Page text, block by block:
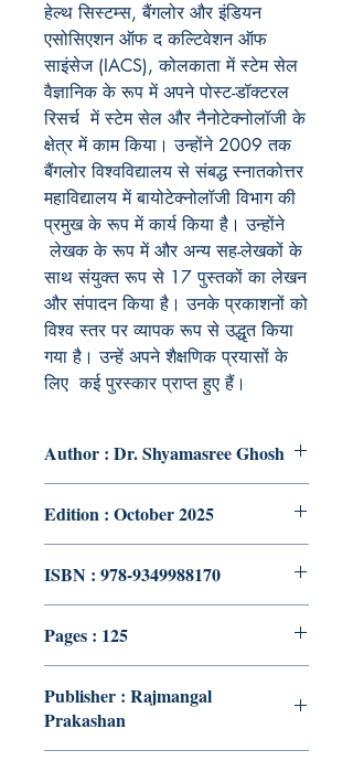
हेल्थ सिस्टम्स, बैंगलोर और इंडियन
एसोसिएशन ऑफ द कल्टिवेशन ऑफ
साइंसेज (IACS), कोलकाता में स्टेम सेल
वैज्ञानिक के रूप में अपने पोस्ट-डॉक्टरल
रिसर्च में स्टेम सेल और नैनोटेक्नोलॉजी के
क्षेत्र में काम किया। उन्होंने 2009 तक
बैंगलोर विश्वविद्यालय से संबद्ध स्नातकोत्तर
महाविद्यालय में बायोटेक्नोलॉजी विभाग की
प्रमुख के रूप में कार्य किया है। उन्होंने
लेखक के रूप में और अन्य सह-लेखकों के
साथ संयुक्त रूप से 17 पुस्तकों का लेखन
और संपादन किया है। उनके प्रकाशनों को
विश्व स्तर पर व्यापक रूप से उद्धृत किया
गया है। उन्हें अपने शैक्षणिक प्रयासों के
लिए कई पुरस्कार प्राप्त हुए हैं।
Author : Dr. Shyamasree Ghosh
Edition : October 2025
ISBN : 978-9349988170
Pages : 125
Publisher : Rajmangal
Prakashan